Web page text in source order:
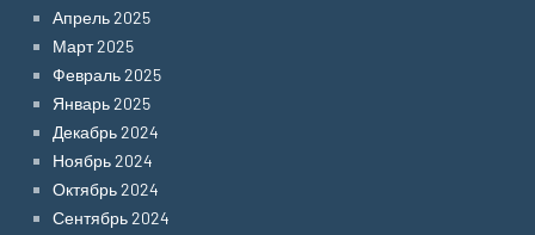
Апрель 2025
Март 2025
Февраль 2025
Январь 2025
Декабрь 2024
Ноябрь 2024
Октябрь 2024
Сентябрь 2024